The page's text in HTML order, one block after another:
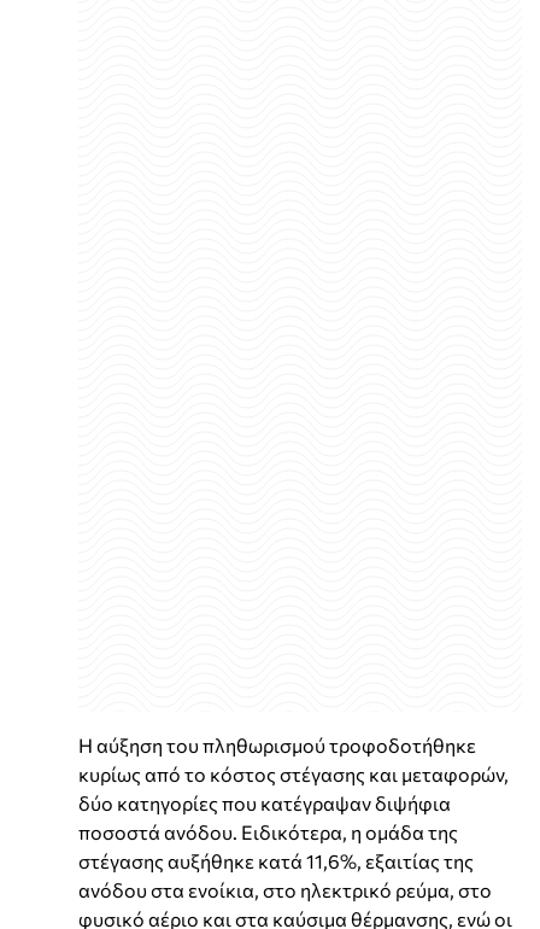
Η αύξηση του πληθωρισμού τροφοδοτήθηκε
κυρίως από το κόστος στέγασης και μεταφορών,
δύο κατηγορίες που κατέγραψαν διψήφια
ποσοστά ανόδου. Ειδικότερα, η ομάδα της
στέγασης αυξήθηκε κατά 11,6%, εξαιτίας της
ανόδου στα ενοίκια, στο ηλεκτρικό ρεύμα, στο
φυσικό αέριο και στα καύσιμα θέρμανσης, ενώ οι